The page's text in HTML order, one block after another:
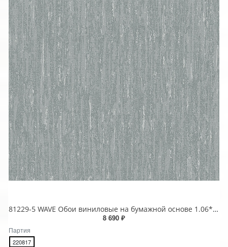
81229-5 WAVE Обои виниловые на бумажной основе 1.06*15.5
8 690 ₽
Партия
220817